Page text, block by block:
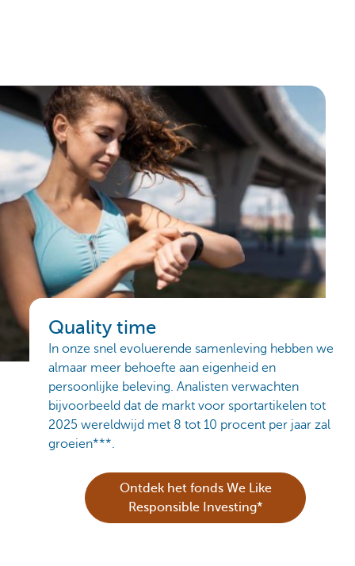
Quality time
In onze snel evoluerende samenleving hebben we
almaar meer behoefte aan eigenheid en
persoonlijke beleving. Analisten verwachten
bijvoorbeeld dat de markt voor sportartikelen tot
2025 wereldwijd met 8 tot 10 procent per jaar zal
groeien***.
Ontdek het fonds We Like
Responsible Investing*